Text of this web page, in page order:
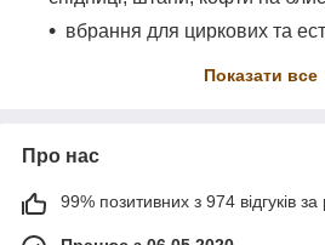
вбрання для циркових та
сукні для професійних
рукавички;
іграшки-антистрес;
еластичні скатертини для
Показати все
Про нас
99% позитивних з 974 відгуків за